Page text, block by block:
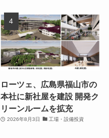
ローツェ、広島県福山市の
本社に新社屋を建設 開発ク
リーンルームを拡充
2026年8月3日 工場・設備投資